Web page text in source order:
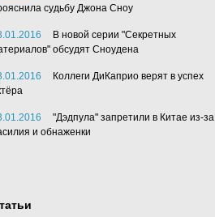
судьбу Джона Сноу
В новой серии "Секретных
обсудят Сноудена
Коллеги ДиКаприо верят в успех
"Дэдпула" запретили в Китае из-за
и обнаженки